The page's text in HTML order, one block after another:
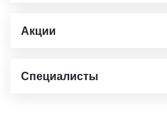
Акции
Специалисты